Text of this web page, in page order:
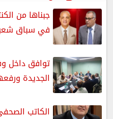
جبناها من
في سباق شعبة
توافق داخل
الجديدة
الكاتب